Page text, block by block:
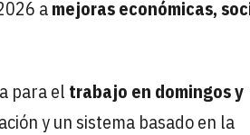
amejoras económicas,
para el trabajo en domingos y
y un sistema basado en la